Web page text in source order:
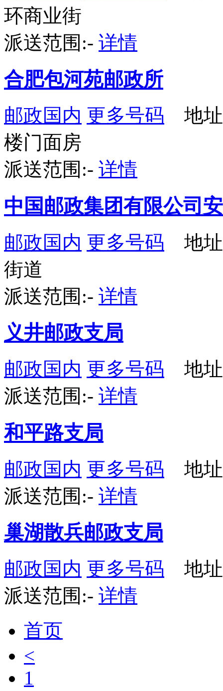
环商业街
派送范围:- 详情
合肥包河苑邮政所
邮政国内 更多号码 地址
楼门面房
派送范围:- 详情
中国邮政集团有限公司
邮政国内 更多号码 地址
街道
派送范围:- 详情
义井邮政支局
邮政国内 更多号码 地址
派送范围:- 详情
和平路支局
邮政国内 更多号码 地址
派送范围:- 详情
巢湖散兵邮政支局
邮政国内 更多号码 地址
派送范围:- 详情
首页
<
1